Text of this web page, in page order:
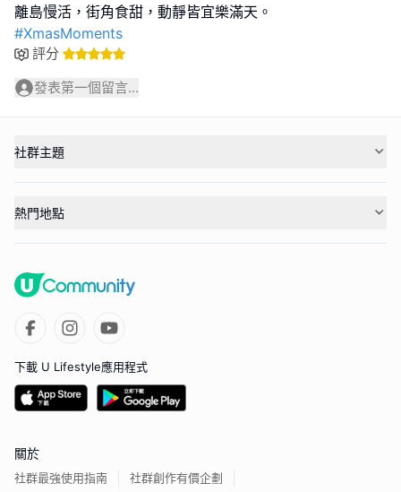
#XmasMoments
評分
發表第一個留言...
社群主題
熱門地點
下載 U Lifestyle應用程式
關於
社群最強使用指南 社群創作有價企劃